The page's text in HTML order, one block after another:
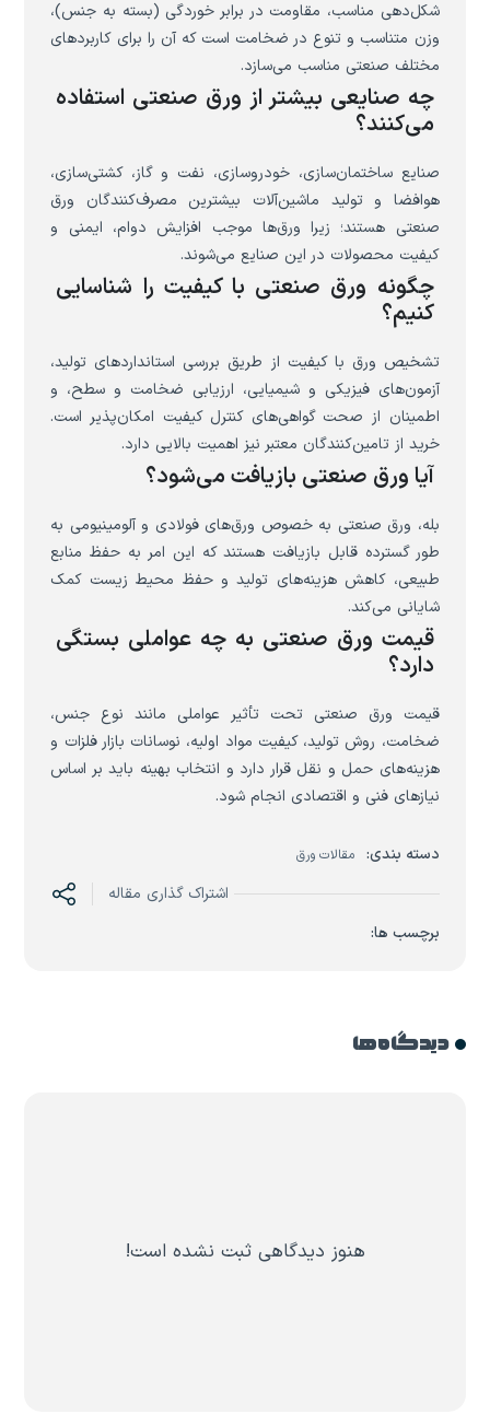
شکل‌دهی مناسب، مقاومت در برابر خوردگی (بسته به جنس)،
وزن متناسب و تنوع در ضخامت است که آن را برای کاربردهای
مختلف صنعتی مناسب می‌سازد.
چه صنایعی بیشتر از ورق صنعتی استفاده
می‌کنند؟
صنایع ساختمان‌سازی، خودروسازی، نفت و گاز، کشتی‌سازی،
هوافضا و تولید ماشین‌آلات بیشترین مصرف‌کنندگان ورق
صنعتی هستند؛ زیرا ورق‌ها موجب افزایش دوام، ایمنی و
کیفیت محصولات در این صنایع می‌شوند.
چگونه ورق صنعتی با کیفیت را شناسایی
کنیم؟
تشخیص ورق با کیفیت از طریق بررسی استانداردهای تولید،
آزمون‌های فیزیکی و شیمیایی، ارزیابی ضخامت و سطح، و
اطمینان از صحت گواهی‌های کنترل کیفیت امکان‌پذیر است.
خرید از تامین‌کنندگان معتبر نیز اهمیت بالایی دارد.
آیا ورق صنعتی بازیافت می‌شود؟
بله، ورق صنعتی به خصوص ورق‌های فولادی و آلومینیومی به
طور گسترده قابل بازیافت هستند که این امر به حفظ منابع
طبیعی، کاهش هزینه‌های تولید و حفظ محیط زیست کمک
شایانی می‌کند.
قیمت ورق صنعتی به چه عواملی بستگی
دارد؟
قیمت ورق صنعتی تحت تأثیر عواملی مانند نوع جنس،
ضخامت، روش تولید، کیفیت مواد اولیه، نوسانات بازار فلزات و
هزینه‌های حمل و نقل قرار دارد و انتخاب بهینه باید بر اساس
نیازهای فنی و اقتصادی انجام شود.
دسته بندی: مقالات ورق
اشتراک گذاری مقاله
برچسب ها:
دیدگاه ها
هنوز دیدگاهی ثبت نشده است!